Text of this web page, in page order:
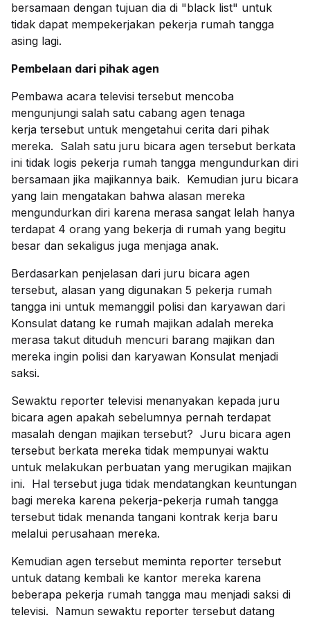
bersamaan dengan tujuan dia di "black list" untuk
tidak dapat mempekerjakan pekerja rumah tangga
asing lagi.
Pembelaan dari pihak agen
Pembawa acara televisi tersebut mencoba
mengunjungi salah satu cabang agen tenaga
kerja tersebut untuk mengetahui cerita dari pihak
mereka. Salah satu juru bicara agen tersebut berkata
ini tidak logis pekerja rumah tangga mengundurkan diri
bersamaan jika majikannya baik. Kemudian juru bicara
yang lain mengatakan bahwa alasan mereka
mengundurkan diri karena merasa sangat lelah hanya
terdapat 4 orang yang bekerja di rumah yang begitu
besar dan sekaligus juga menjaga anak.
Berdasarkan penjelasan dari juru bicara agen
tersebut, alasan yang digunakan 5 pekerja rumah
tangga ini untuk memanggil polisi dan karyawan dari
Konsulat datang ke rumah majikan adalah mereka
merasa takut dituduh mencuri barang majikan dan
mereka ingin polisi dan karyawan Konsulat menjadi
saksi.
Sewaktu reporter televisi menanyakan kepada juru
bicara agen apakah sebelumnya pernah terdapat
masalah dengan majikan tersebut? Juru bicara agen
tersebut berkata mereka tidak mempunyai waktu
untuk melakukan perbuatan yang merugikan majikan
ini. Hal tersebut juga tidak mendatangkan keuntungan
bagi mereka karena pekerja-pekerja rumah tangga
tersebut tidak menanda tangani kontrak kerja baru
melalui perusahaan mereka.
Kemudian agen tersebut meminta reporter tersebut
untuk datang kembali ke kantor mereka karena
beberapa pekerja rumah tangga mau menjadi saksi di
televisi. Namun sewaktu reporter tersebut datang